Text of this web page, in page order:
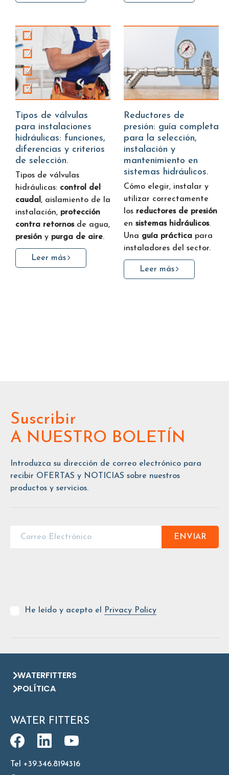
Tipos de válvulas
para instalaciones
hidráulicas: funciones,
diferencias y criterios
de selección.
Tipos de válvulas
hidráulicas: control del
caudal , aislamiento de la
instalación, protección
contra retornosde agua,
presión y purga de aire.
Leer más
Reductores de
presión: guía completa
para la selección,
instalación y
mantenimiento en
sistemas hidráulicos.
Cómo elegir, instalar y
utilizar correctamente
los reductores de presión
en sistemas hidráulicos.
Una guía práctica para
instaladores del sector.
Leer más
Suscribir
A NUESTRO BOLETÍN
Introduzca su dirección de correo electrónico para
recibir OFERTAS y NOTICIAS sobre nuestros
productos y servicios.
ENVIAR
He leído y acepto el Privacy Policy
WATERFITTERS
POLÍTICA
WATER FITTERS
Tel +39.346.8194316